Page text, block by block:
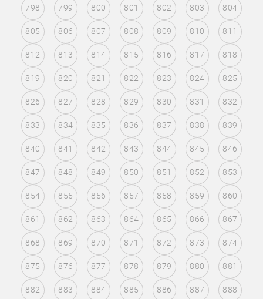
798 799 800 801 802 803 804
805 806 807 808 809 810 811
812 813 814 815 816 817 818
819 820 821 822 823 824 825
826 827 828 829 830 831 832
833 834 835 836 837 838 839
840 841 842 843 844 845 846
847 848 849 850 851 852 853
854 855 856 857 858 859 860
861 862 863 864 865 866 867
868 869 870 871 872 873 874
875 876 877 878 879 880 881
882 883 884 885 886 887 888